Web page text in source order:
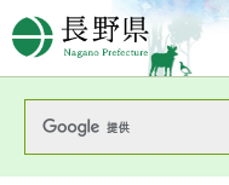
長野県